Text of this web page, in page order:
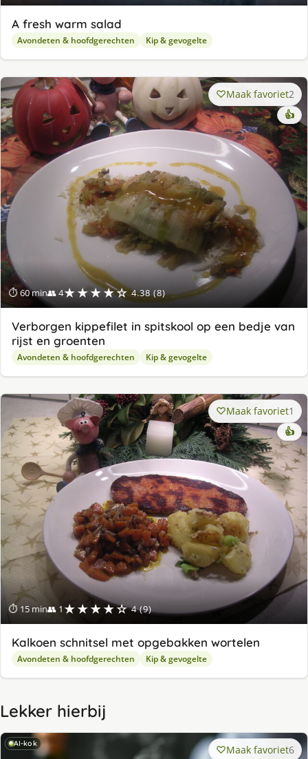
A fresh warm salad
Avondeten & hoofdgerechten Kip & gevogelte
⏱ 60 min👥 4★★★★☆ 4.38 (8)
Maak favoriet2
👍
Verborgen kippefilet in spitskool op een bedje van
rijst en groenten
Avondeten & hoofdgerechten Kip & gevogelte
⏱ 15 min👥 1 ★★★★☆ 4 (9)
Maak favoriet1
👍
Kalkoen schnitsel met opgebakken wortelen
Avondeten & hoofdgerechten Kip & gevogelte
Lekker hierbij
AI-kok Maak favoriet6